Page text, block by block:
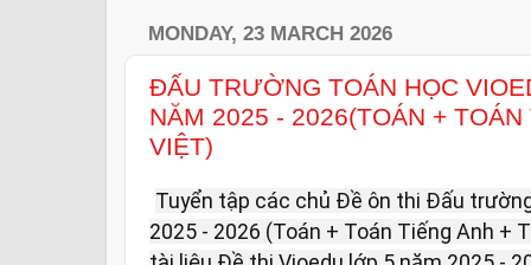
MONDAY, 23 MARCH 2026
ĐẤU TRƯỜNG TOÁN HỌC
NĂM 2025 - 2026(TOÁN +
VIỆT)
Tuyển tập các chủ Đề ôn thi Đấu
2025 - 2026 (Toán + Toán Tiếng Anh +